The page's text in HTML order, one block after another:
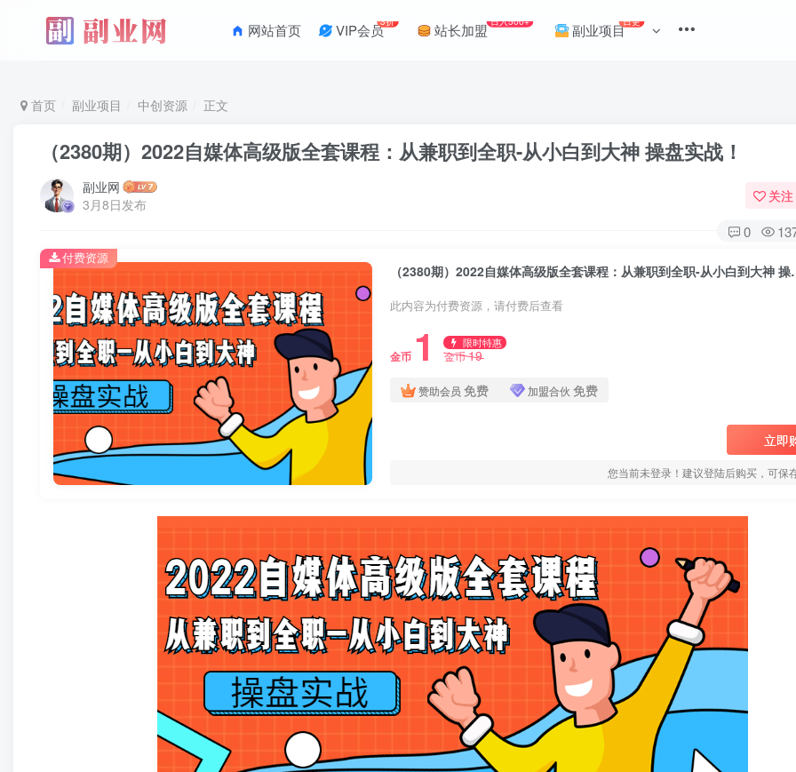
网站首页 VIP会员3折 站长加盟日入500+ 副业项目日更
首页 副业项目 中创资源 正文
（2380期）2022自媒体高级版全套课程：从兼职到全职-从小白到大神 操盘实战！
副业网
3月8日发布
关注
0
（2380期）2022自
此内容为付费资源，请付费后查看
金币 1 限时特惠
金币19
赞助会员 免费 加盟合伙 免费
立即
您当前未登录！建议登陆后购买，可保
付费资源